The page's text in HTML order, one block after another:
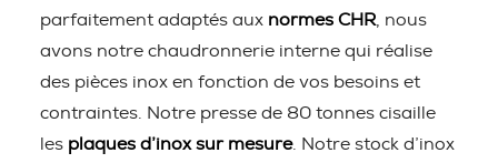
parfaitement adaptés aux normes CHR , nous
avons notre chaudronnerie interne qui réalise
des pièces inox en fonction de vos besoins et
contraintes. Notre presse de 80 tonnes cisaille
les plaques d’inox sur mesure. Notre stock d’inox